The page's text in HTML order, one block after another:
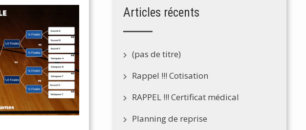
Articles récents
(pas de titre)
Rappel !!! Cotisation
RAPPEL !!! Certificat médical
Planning de reprise